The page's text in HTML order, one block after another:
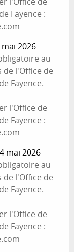
Fayence :
2026
au
de l'Office de
Fayence.
l'Office de
Fayence :
mai 2026
au
de l'Office de
Fayence.
l'Office de
Fayence :